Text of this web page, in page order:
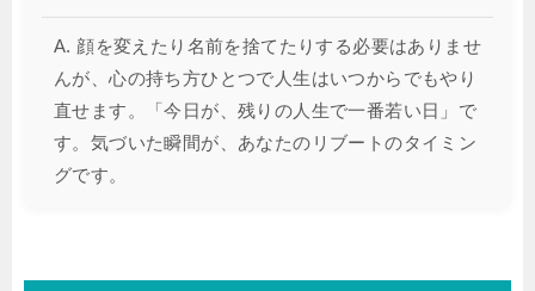
A. 顔を変えたり名前を捨てたりする必要はありませ
んが、心の持ち方ひとつで人生はいつからでもやり
直せます。「今日が、残りの人生で一番若い日」で
す。気づいた瞬間が、あなたのリブートのタイミン
グです。